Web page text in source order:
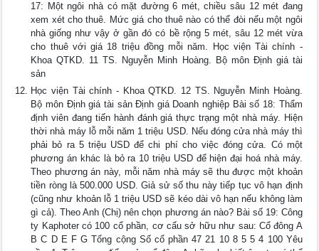
17: Một ngôi nhà có mặt đường 6 mét, chiều sâu 12 mét đang
xem xét cho thuê. Mức giá cho thuê nào có thể đòi nếu một ngôi
nhà giống như vậy ở gần đó có bề rộng 5 mét, sâu 12 mét vừa
cho thuê với giá 18 triệu đồng mỗi năm. Học viện Tài chính -
Khoa QTKD. 11 TS. Nguyễn Minh Hoàng. Bộ môn Định giá tài
sản
Học viện Tài chính - Khoa QTKD. 12 TS. Nguyễn Minh Hoàng.
Bộ môn Định giá tài sản Định giá Doanh nghiệp Bài số 18: Thẩm
định viên đang tiến hành đánh giá thực trạng một nhà máy. Hiện
thời nhà máy lỗ mỗi năm 1 triệu USD. Nếu đóng cửa nhà máy thì
phải bỏ ra 5 triệu USD để chi phí cho việc đóng cửa. Có một
phương án khác là bỏ ra 10 triệu USD để hiện đại hoá nhà máy.
Theo phương án này, mỗi năm nhà máy sẽ thu được một khoản
tiền ròng là 500.000 USD. Giả sử số thu này tiếp tục vô hạn định
(cũng như khoản lỗ 1 triệu USD sẽ kéo dài vô hạn nếu không làm
gì cả). Theo Anh (Chị) nên chọn phương án nào? Bài số 19: Công
ty Kaphoter có 100 cổ phần, cơ cấu sở hữu như sau: Cổ đông A
B C D E F G Tổng cộng Số cổ phần 47 21 10 8 5 5 4 100 Yêu